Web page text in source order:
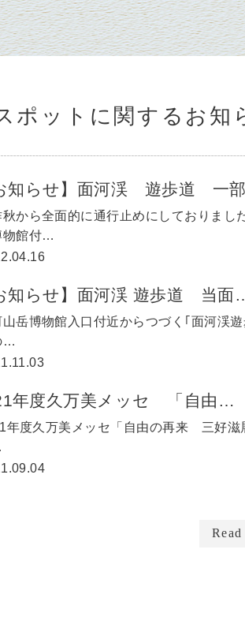
ポットに関するお知
知らせ】面河渓 遊歩道 一
から全面的に通行止めにしておりまし
物館付…
知らせ】面河渓 遊歩道 当面…
山岳博物館入口付近からつづく｢面河渓
…
年度久万美メッセ 「自由…
年度久万美メッセ「自由の再来 三好滋